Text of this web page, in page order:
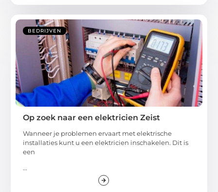
BEDRIJVEN
Op zoek naar een elektricien Zeist
Wanneer je problemen ervaart met elektrische
installaties kunt u een elektricien inschakelen. Dit is
een
...